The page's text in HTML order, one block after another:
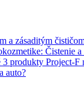
a zásaditým
Čistenie
3 produkty Project-F
auto?